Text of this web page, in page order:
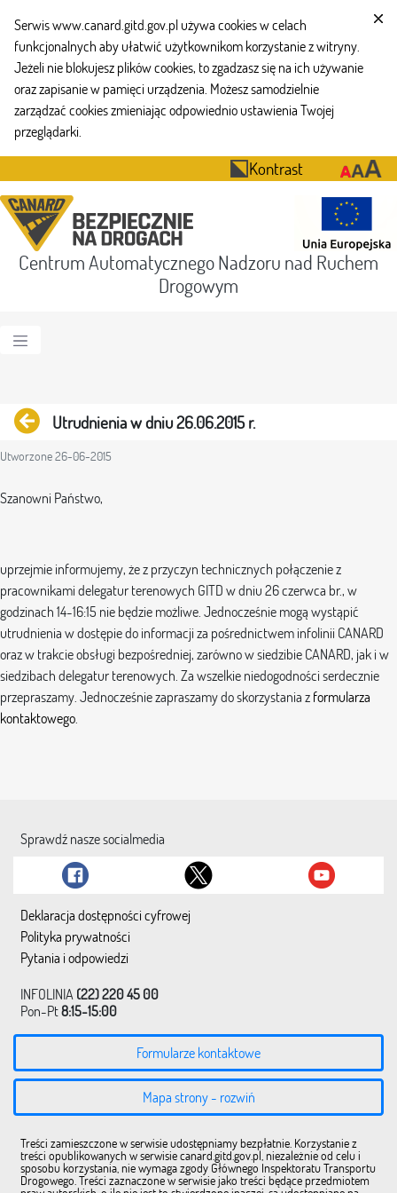
Serwis www.canard.gitd.gov.pl używa cookies w celach
funkcjonalnych aby ułatwić użytkownikom korzystanie z witryny.
Jeżeli nie blokujesz plików cookies, to zgadzasz się na ich używanie
oraz zapisanie w pamięci urządzenia. Możesz samodzielnie
zarządzać cookies zmieniając odpowiednio ustawienia Twojej
przeglądarki.
Kontrast
Centrum Automatycznego Nadzoru nad Ruchem
Drogowym
Powrót
Utrudnienia w dniu 26.06.2015 r.
Utworzone 26-06-2015
Szanowni Państwo,
uprzejmie informujemy, że z przyczyn technicznych połączenie z
pracownikami delegatur terenowych GITD w dniu 26 czerwca br., w
godzinach 14-16:15 nie będzie możliwe. Jednocześnie mogą wystąpić
utrudnienia w dostępie do informacji za pośrednictwem infolinii CANARD
oraz w trakcie obsługi bezpośredniej, zarówno w siedzibie CANARD, jak i w
siedzibach delegatur terenowych. Za wszelkie niedogodności serdecznie
przepraszamy. Jednocześnie zapraszamy do skorzystania z formularza
kontaktowego.
Sprawdź nasze socialmedia
Deklaracja dostępności cyfrowej
Polityka prywatności
Pytania i odpowiedzi
INFOLINIA (22) 220 45 00
Pon-Pt8:15-15:00
Formularze kontaktowe
Mapa strony - rozwiń
Treści zamieszczone w serwisie udostępniamy bezpłatnie. Korzystanie z
treści opublikowanych w serwisie canard.gitd.gov.pl, niezależnie od celu i
sposobu korzystania, nie wymaga zgody Głównego Inspektoratu Transportu
Drogowego. Treści zaznaczone w serwisie jako treści będące przedmiotem